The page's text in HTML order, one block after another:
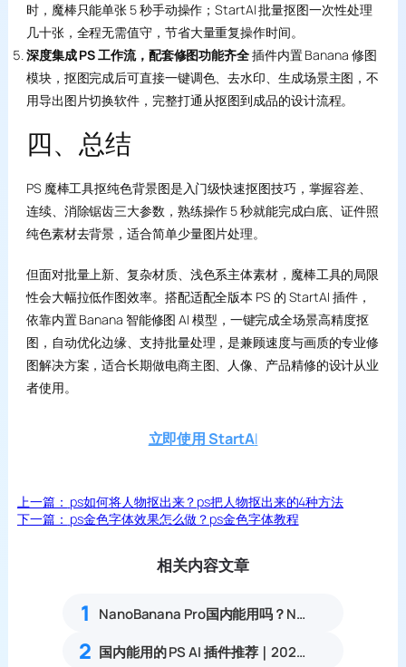
时，魔棒只能单张 5 秒手动操作；StartAI 批量抠图一次性处理
几十张，全程无需值守，节省大量重复操作时间。
深度集成 PS 工作流，配套修图功能齐全插件内置 Banana 修图
模块，抠图完成后可直接一键调色、去水印、生成场景主图，不
用导出图片切换软件，完整打通从抠图到成品的设计流程。
四、总结
PS 魔棒工具抠纯色背景图是入门级快速抠图技巧，掌握容差、
连续、消除锯齿三大参数，熟练操作 5 秒就能完成白底、证件照
纯色素材去背景，适合简单少量图片处理。
但面对批量上新、复杂材质、浅色系主体素材，魔棒工具的局限
性会大幅拉低作图效率。搭配适配全版本 PS 的 StartAI 插件，
依靠内置 Banana 智能修图 AI 模型，一键完成全场景高精度抠
图，自动优化边缘、支持批量处理，是兼顾速度与画质的专业修
图解决方案，适合长期做电商主图、人像、产品精修的设计从业
者使用。
立即使用 StartAI
上一篇： ps如何将人物抠出来？ps把人物抠出来的4种方法
下一篇： ps金色字体效果怎么做？ps金色字体教程
相关内容文章
1 NanoBanana Pro国内能用吗？Nano banana使用教程
2 国内能用的 PS AI 插件推荐｜2026 4款AI插件最新实测